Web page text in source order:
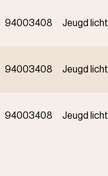
94003408 Jeugd licht
94003408 Jeugd licht
94003408 Jeugd licht